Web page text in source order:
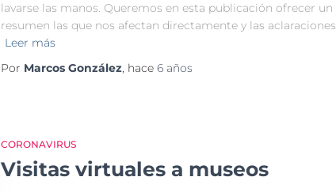
lavarse las manos. Queremos en esta publicación ofrecer un
resumen las que nos afectan directamente y las aclaraciones
Leer más
Por Marcos González, hace 6 años
CORONAVIRUS
Visitas virtuales a museos